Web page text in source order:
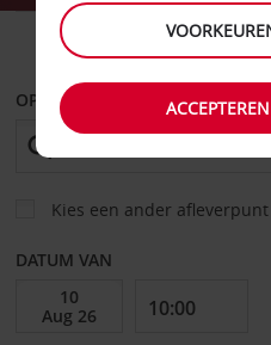
OPHALEN OP
Kies een ander afleverpunt
DATUM VAN